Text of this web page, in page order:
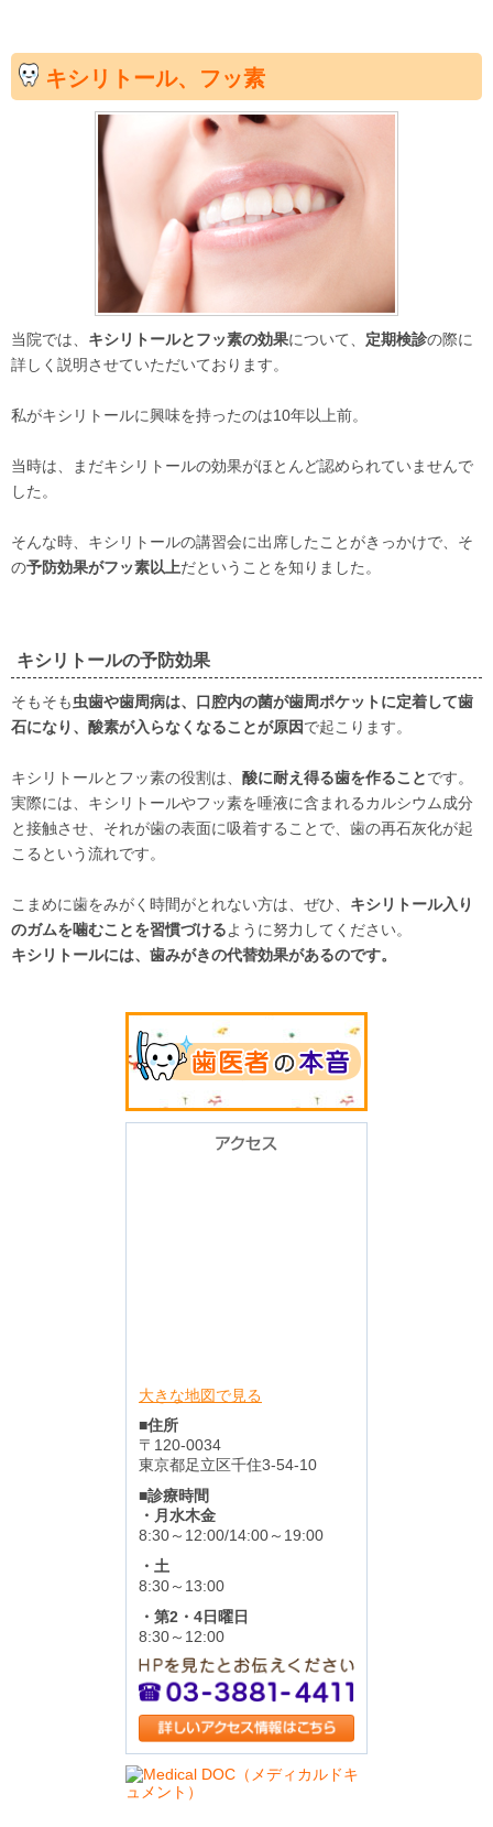
キシリトール、フッ素
当院では、 キシリトールとフッ素の効果について、 定期検診の際に
詳しく説明させていただいております。
私がキシリトールに興味を持ったのは10年以上前。
当時は、まだキシリトールの効果がほとんど認められていませんで
した。
そんな時、キシリトールの講習会に出席したことがきっかけで、そ
の予防効果がフッ素以上だということを知りました。
キシリトールの予防効果
そもそも虫歯や歯周病は、口腔内の菌が歯周ポケットに定着して歯
石になり、酸素が入らなくなることが原因で起こります。
キシリトールとフッ素の役割は、 酸に耐え得る歯を作ることです。
実際には、キシリトールやフッ素を唾液に含まれるカルシウム成分
と接触させ、それが歯の表面に吸着することで、歯の再石灰化が起
こるという流れです。
こまめに歯をみがく時間がとれない方は、ぜひ、 キシリトール入り
のガムを噛むことを習慣づけるように努力してください。
キシリトールには、歯みがきの代替効果があるのです。
大きな地図で見る
■住所
〒120-0034
東京都足立区千住3-54-10
■診療時間
・月水木金
8:30～12:00/14:00～19:00
・土
8:30～13:00
・第2・4日曜日
8:30～12:00